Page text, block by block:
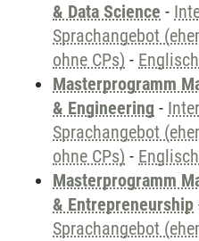
& Data Science -
Sprachangebot
ohne CPs) -
Masterprogramm
& Engineering -
Sprachangebot
ohne CPs) -
Masterprogramm
& Entrepreneurship
Sprachangebot